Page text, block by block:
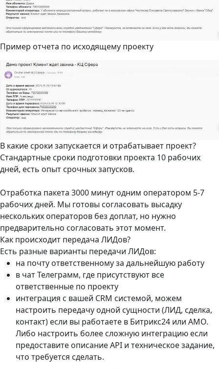
Пример отчета по исходящему проекту
В какие сроки запускается и отрабатывает проект?
Стандартные сроки подготовки проекта 10 рабочих
дней, есть опыт срочных запусков.
Отработка пакета 3000 минут одним оператором 5-7
рабочих дней. Мы готовы согласовать высадку
нескольких операторов без доплат, но нужно
предварительно согласовать этот момент.
Как происходит передача ЛИДов?
Есть разные варианты передачи ЛИДов:
на почту ответственному за дальнейшую работу
в чат Телеграмм, где присутствуют все
ответственные по проекту
интеграция с вашей CRM системой, можем
настроить передачу одной сущности (ЛИД, сделка,
контакт) если вы работаете в Битрикс24 или AMO.
Либо настроить более сложную интеграцию если
предоставите описание API и техническое задание,
что требуется сделать.